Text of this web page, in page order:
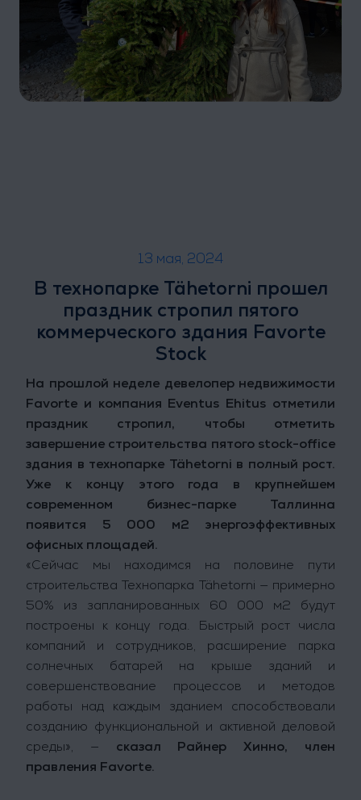
13 мая, 2024
В технопарке Tähetorni прошел
праздник стропил пятого
коммерческого здания Favorte
Stock
На прошлой неделе девелопер недвижимости
Favorte и компания Eventus Ehitus отметили
праздник стропил, чтобы отметить
завершение строительства пятого stock-office
здания в технопарке Tähetorni в полный рост.
Уже к концу этого года в крупнейшем
современном бизнес-парке Таллинна
появится 5 000 м2 энергоэффективных
офисных площадей.
«Сейчас мы находимся на половине пути
строительства Технопарка Tähetorni — примерно
50% из запланированных 60 000 м2 будут
построены к концу года. Быстрый рост числа
компаний и сотрудников, расширение парка
солнечных батарей на крыше зданий и
совершенствование процессов и методов
работы над каждым зданием способствовали
созданию функциональной и активной деловой
среды», — сказал Райнер Хинно, член
правления Favorte.